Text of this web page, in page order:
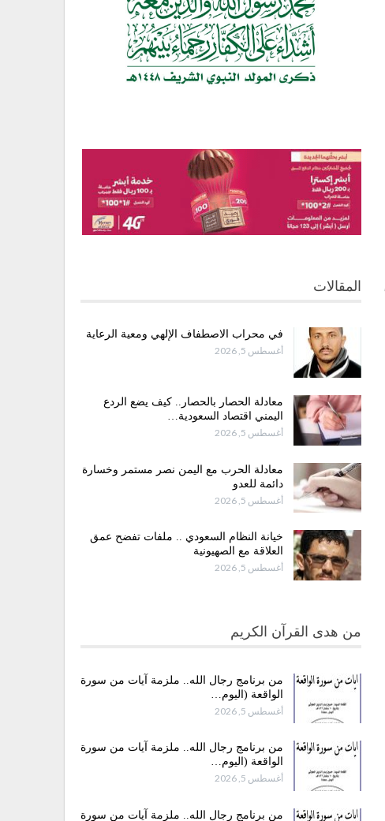
المقالات
في محراب الاصطفاف الإلهي ومعية الرعاية
أغسطس 5, 2026
معادلة الحصار بالحصار.. كيف يضع الردع
اليمني اقتصاد السعودية…
أغسطس 5, 2026
معادلة الحرب مع اليمن نصر مستمر وخسارة
دائمة للعدو
أغسطس 5, 2026
خيانة النظام السعودي .. ملفات تفضح عمق
العلاقة مع الصهيونية
أغسطس 5, 2026
من هدى القرآن الكريم
من برنامج رجال الله.. ملزمة آيات من سورة
الواقعة (اليوم…
أغسطس 5, 2026
من برنامج رجال الله.. ملزمة آيات من سورة
الواقعة (اليوم…
أغسطس 5, 2026
من برنامج رجال الله.. ملزمة آيات من سورة